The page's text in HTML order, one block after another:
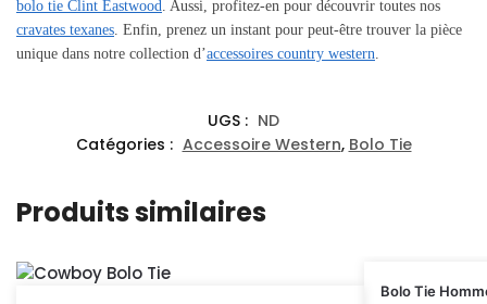
bolo tie Clint Eastwood . Aussi, profitez-en pour découvrir toutes nos
cravates texanes . Enfin, prenez un instant pour peut-être trouver la pièce
unique dans notre collection d’accessoires country western
UGS : ND
Catégories : Accessoire Western, Bolo Tie
Produits similaires
Bolo Tie